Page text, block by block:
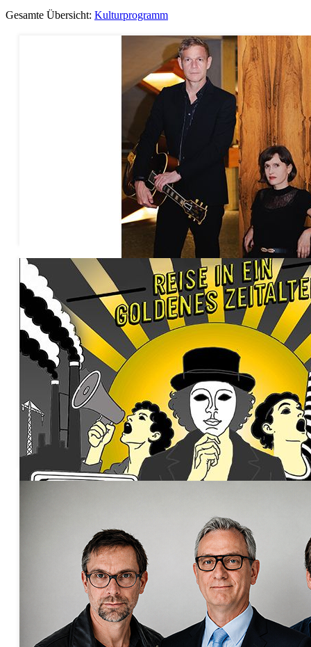
Gesamte Übersicht: Kulturprogramm
Gabriela Koch & David Plate - The Art of Duo
Freitag, 28. August, 2026 20:00 Uhr
Tickets: Freier Eintritt
Die Kettwichte - 50. Programm
Freitag, 11. September, 2026 19:30 Uhr
Tickets: 12,00 € - 16,00 €